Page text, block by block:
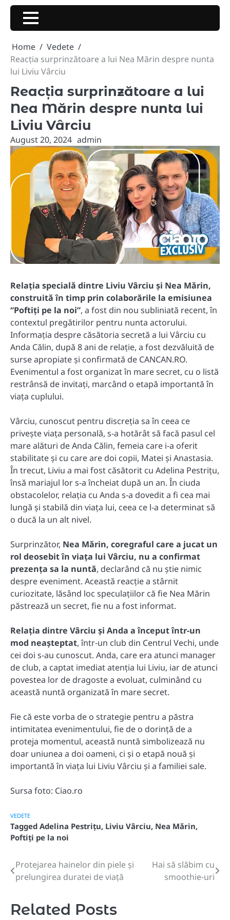
Skip
content
Home
Vedete
Reacția surprinzătoare a lui Nea Mărin despre nunta
lui Liviu Vârciu
Reacția surprinzătoare a lui
Nea Mărin despre nunta lui
Liviu Vârciu
August 20, 2024 admin
Relația specială dintre Liviu Vârciu și Nea Mărin,
construită în timp prin colaborările la emisiunea
“Poftiți pe la noi”, a fost din nou subliniată recent, în
contextul pregătirilor pentru nunta actorului.
Informația despre căsătoria secretă a lui Vârciu cu
Anda Călin, după 8 ani de relație, a fost dezvăluită de
surse apropiate și confirmată de CANCAN.RO.
Evenimentul a fost organizat în mare secret, cu o listă
restrânsă de invitați, marcând o etapă importantă în
viața cuplului.
Vârciu, cunoscut pentru discreția sa în ceea ce
privește viața personală, s-a hotărât să facă pasul cel
mare alături de Anda Călin, femeia care i-a oferit
stabilitate și cu care are doi copii, Matei și Anastasia.
În trecut, Liviu a mai fost căsătorit cu Adelina Pestrițu,
însă mariajul lor s-a încheiat după un an. În ciuda
obstacolelor, relația cu Anda s-a dovedit a fi cea mai
lungă și stabilă din viața lui, ceea ce l-a determinat să
o ducă la un alt nivel.
Surprinzător, Nea Mărin, coregraful care a jucat un
rol deosebit în viața lui Vârciu, nu a confirmat
prezența sa la nuntă, declarând că nu știe nimic
despre eveniment. Această reacție a stârnit
curiozitate, lăsând loc speculațiilor că fie Nea Mărin
păstrează un secret, fie nu a fost informat.
Relația dintre Vârciu și Anda a început într-un
mod neașteptat, într-un club din Centrul Vechi, unde
cei doi s-au cunoscut. Anda, care era atunci manager
de club, a captat imediat atenția lui Liviu, iar de atunci
povestea lor de dragoste a evoluat, culminând cu
această nuntă organizată în mare secret.
Fie că este vorba de o strategie pentru a păstra
intimitatea evenimentului, fie de o dorință de a
proteja momentul, această nuntă simbolizează nu
doar uniunea a doi oameni, ci și o etapă nouă și
importantă în viața lui Liviu Vârciu și a familiei sale.
Sursa foto: Ciao.ro
VEDETE
Tagged Adelina Pestrițu, Liviu Vârciu, Nea Mărin,
Poftiți pe la noi
Post
navigation
Protejarea hainelor din piele și
prelungirea duratei de viață
Hai să slăbim cu
smoothie-uri
Related Posts